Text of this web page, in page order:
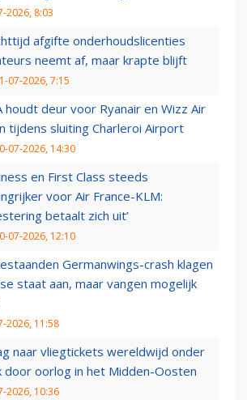
2026, 8:03
afgifte onderhoudslicenties
neemt af, maar krapte blijft
07-2026, 7:15
houdt deur voor Ryanair en Wizz Air
tijdens sluiting Charleroi Airport
07-2026, 14:30
en First Class steeds
voor Air France-KLM:
betaalt zich uit’
07-2026, 12:10
Germanwings-crash klagen
staat aan, maar vangen mogelijk
2026, 11:58
naar vliegtickets wereldwijd onder
door oorlog in het Midden-Oosten
2026, 10:36